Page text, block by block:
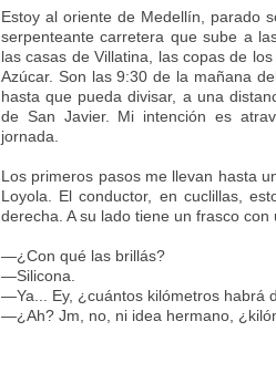
Estoy al oriente de Medellín, parado
serpenteante carretera que sube a
las casas de Villatina, las copas de
Azúcar. Son las 9:30 de la mañana
hasta que pueda divisar, a una
de San Javier. Mi intención es
jornada.
Los primeros pasos me llevan hasta
Loyola. El conductor, en cuclillas,
derecha. A su lado tiene un frasco
—¿Con qué las brillás?
—Silicona.
—Ya... Ey, ¿cuántos kilómetros habrá
—¿Ah? Jm, no, ni idea hermano,